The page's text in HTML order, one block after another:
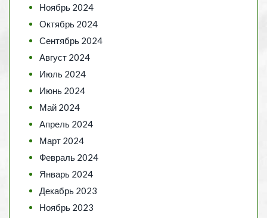
Ноябрь 2024
Октябрь 2024
Сентябрь 2024
Август 2024
Июль 2024
Июнь 2024
Май 2024
Апрель 2024
Март 2024
Февраль 2024
Январь 2024
Декабрь 2023
Ноябрь 2023